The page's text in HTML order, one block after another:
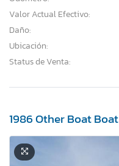
Valor Actual Efectivo:
Daño:
Ubicación:
Status de Venta:
1986 Other Boat Boat